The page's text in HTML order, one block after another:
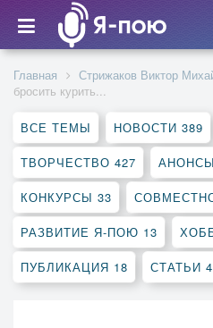
Главная Стрижаков Виктор
бросить курить...
ВСЕ ТЕМЫ НОВОСТИ 389
ТВОРЧЕСТВО 427 АНОНСЫ
КОНКУРСЫ 33
РАЗВИТИЕ Я-ПОЮ 13
ПУБЛИКАЦИЯ 18 СТАТЬИ